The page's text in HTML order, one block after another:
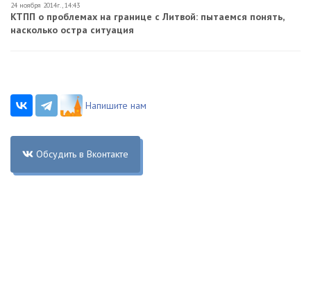
24 ноября 2014г., 14:43
КТПП о проблемах на границе с Литвой: пытаемся понять,
насколько остра ситуация
Напишите нам
Обсудить в Вконтакте